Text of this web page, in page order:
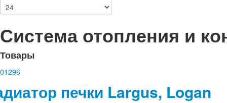
Система отопления и
Товары
печки Largus, Logan